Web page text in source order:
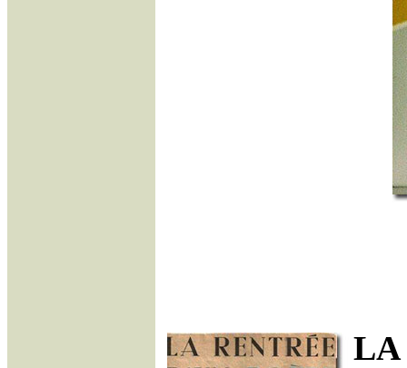
LA